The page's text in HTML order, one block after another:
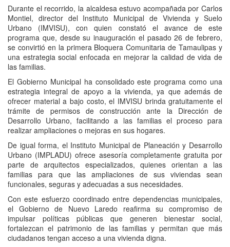
Durante el recorrido, la alcaldesa estuvo acompañada por Carlos
Montiel, director del Instituto Municipal de Vivienda y Suelo
Urbano (IMVISU), con quien constató el avance de este
programa que, desde su inauguración el pasado 26 de febrero,
se convirtió en la primera Bloquera Comunitaria de Tamaulipas y
una estrategia social enfocada en mejorar la calidad de vida de
las familias.
El Gobierno Municipal ha consolidado este programa como una
estrategia integral de apoyo a la vivienda, ya que además de
ofrecer material a bajo costo, el IMVISU brinda gratuitamente el
trámite de permisos de construcción ante la Dirección de
Desarrollo Urbano, facilitando a las familias el proceso para
realizar ampliaciones o mejoras en sus hogares.
De igual forma, el Instituto Municipal de Planeación y Desarrollo
Urbano (IMPLADU) ofrece asesoría completamente gratuita por
parte de arquitectos especializados, quienes orientan a las
familias para que las ampliaciones de sus viviendas sean
funcionales, seguras y adecuadas a sus necesidades.
Con este esfuerzo coordinado entre dependencias municipales,
el Gobierno de Nuevo Laredo reafirma su compromiso de
impulsar políticas públicas que generen bienestar social,
fortalezcan el patrimonio de las familias y permitan que más
ciudadanos tengan acceso a una vivienda digna.